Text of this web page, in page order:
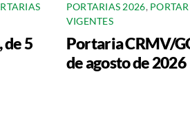
de 5
PORTARIAS 2026,
VIGENTES
Portaria CRMV/
de agosto de 2026